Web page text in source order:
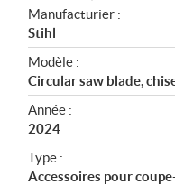
S
p
é
c
i
f
i
c
a
Manufacturier :
Stihl
Modèle :
Circular saw blade,
Année :
2024
Type :
Accessoires pour